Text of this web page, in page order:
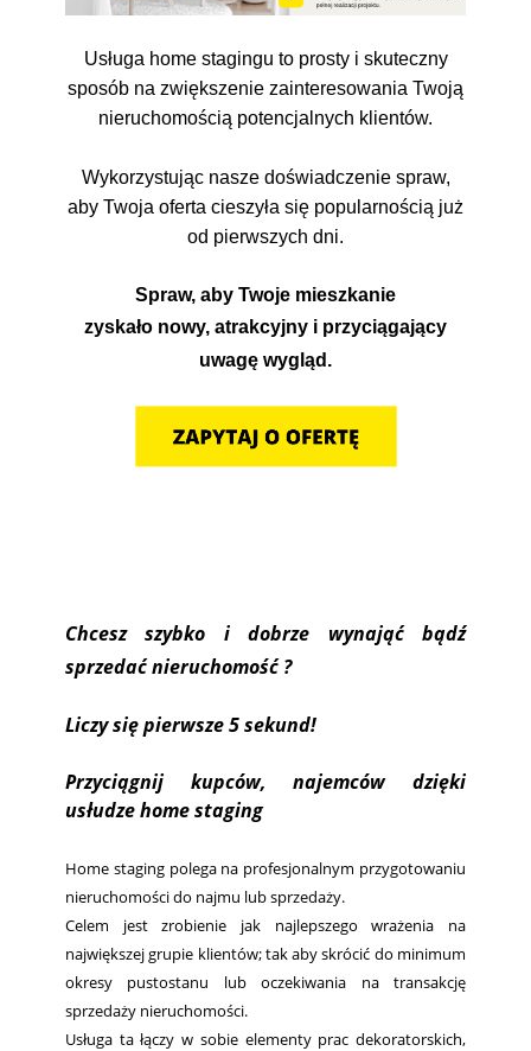
Usługa home stagingu to prosty i skuteczny
sposób na zwiększenie zainteresowania Twoją
nieruchomością potencjalnych klientów.
Wykorzystując nasze doświadczenie spraw,
aby Twoja oferta cieszyła się popularnością już
od pierwszych dni.
Spraw, aby Twoje mieszkanie
zyskało nowy, atrakcyjny i przyciągający
uwagę wygląd.
Chcesz szybko i dobrze wynająć bądź
sprzedać nieruchomość ?
Liczy się pierwsze 5 sekund!
Przyciągnij kupców, najemców dzięki
usłudze home staging
Home staging polega na profesjonalnym przygotowaniu
nieruchomości do najmu lub sprzedaży.
Celem jest zrobienie jak najlepszego wrażenia na
największej grupie klientów; tak aby skrócić do minimum
okresy pustostanu lub oczekiwania na transakcję
sprzedaży nieruchomości.
Usługa ta łączy w sobie elementy prac dekoratorskich,